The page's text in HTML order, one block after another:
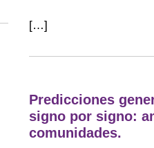
[…]
Predicciones
signo por signo:
comunidades.